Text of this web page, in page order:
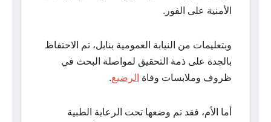
الأمنية على الفور.
وبتعليمات من النيابة العمومية بنابل، تم الاحتفاظ
بالجدة على ذمة التحقيق لمواصلة البحث في
ظروف وملابسات وفاة الرضيع.
أما الأم، فقد تم وضعها تحت الرعاية الطبية